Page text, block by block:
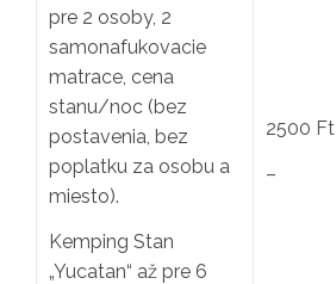
pre 2 osoby, 2
samonafukovacie
matrace, cena
stanu/noc (bez
postavenia, bez
poplatku za osobu a
miesto).
Kemping Stan
„Yucatan“ až pre 6
2500 Ft
–